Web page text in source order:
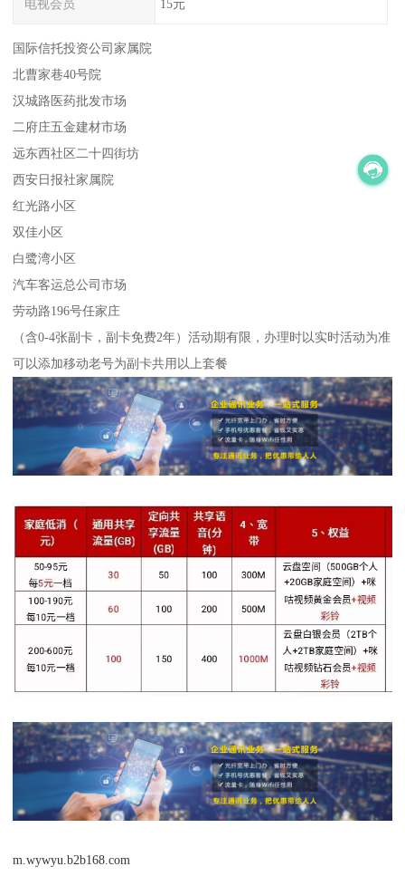
电视会员 15元
国际信托投资公司家属院
北曹家巷40号院
汉城路医药批发市场
二府庄五金建材市场
远东西社区二十四街坊
西安日报社家属院
红光路小区
双佳小区
白鹭湾小区
汽车客运总公司市场
劳动路196号任家庄
（含0-4张副卡，副卡免费2年）活动期有限，办理时以实时活动为准
可以添加移动老号为副卡共用以上套餐
m.wywyu.b2b168.com